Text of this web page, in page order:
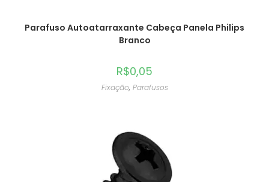
Parafuso Autoatarraxante Cabeça Panela Philips
Branco
R$0,05
Fixação, Parafusos